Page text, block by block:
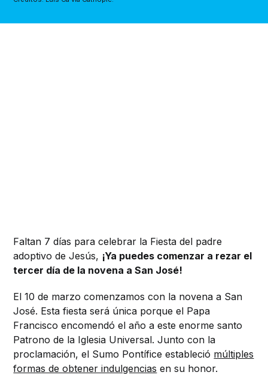
Faltan 7 días para celebrar la Fiesta del padre
adoptivo de Jesús, ¡Ya puedes comenzar a rezar el
tercer día de la novena a San José!
El 10 de marzo comenzamos con la novena a San
José. Esta fiesta será única porque el Papa
Francisco encomendó el año a este enorme santo
Patrono de la Iglesia Universal. Junto con la
proclamación, el Sumo Pontífice estableció múltiples
formas de obtener indulgencias en su honor.